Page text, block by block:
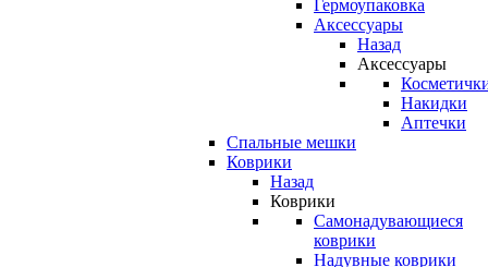
Гермоупаковка
Аксессуары
Назад
Аксессуары
Накидки
Аптечки
Спальные мешки
Коврики
Назад
Коврики
Самонадувающиеся
коврики
Надувные коврики